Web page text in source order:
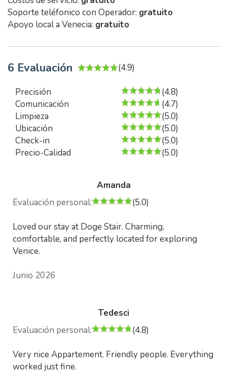
Soporte teléfonico con Operador: gratuito
Apoyo local a Venecia: gratuito
6 Evaluación (4.9)
Precisión
(4.8)
Comunicación
(4.7)
Limpieza
(5.0)
Ubicación
(5.0)
Check-in
(5.0)
Precio-Calidad
(5.0)
Amanda
Evaluación personal:
(5.0)
Loved our stay at Doge Stair. Charming,
comfortable, and perfectly located for exploring
Venice.
Junio 2026
Tedesci
Evaluación personal:
(4.8)
Very nice Appartement. Friendly people. Everything
worked just fine.